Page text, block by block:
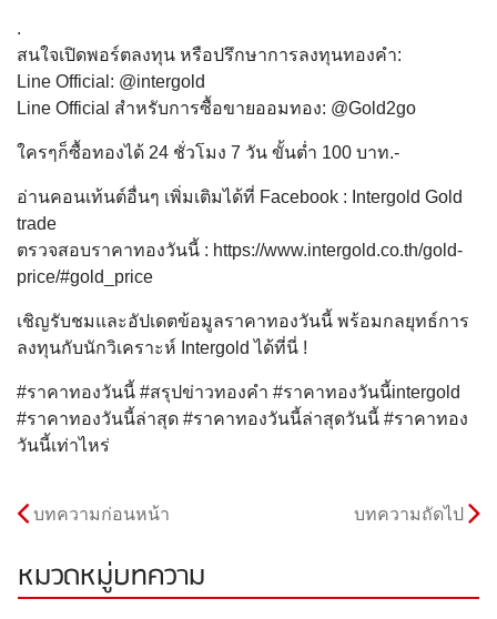
.
สนใจเปิดพอร์ตลงทุน หรือปรึกษาการลงทุนทองคำ:
Line Official: @intergold
Line Official สำหรับการซื้อขายออมทอง: @Gold2go
ใครๆก็ซื้อทองได้ 24 ชั่วโมง 7 วัน ขั้นต่ำ 100 บาท.-
อ่านคอนเท้นต์อื่นๆ เพิ่มเติมได้ที่ Facebook : Intergold Gold
trade
ตรวจสอบราคาทองวันนี้ : https://www.intergold.co.th/gold-
price/#gold_price
เชิญรับชมและอัปเดตข้อมูลราคาทองวันนี้ พร้อมกลยุทธ์การ
ลงทุนกับนักวิเคราะห์ Intergold ได้ที่นี่ !
#ราคาทองวันนี้ #สรุปข่าวทองคำ #ราคาทองวันนี้intergold
#ราคาทองวันนี้ล่าสุด #ราคาทองวันนี้ล่าสุดวันนี้ #ราคาทอง
วันนี้เท่าไหร่
บทความก่อนหน้า บทความถัดไป
หมวดหมู่บทความ